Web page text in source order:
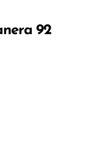
92